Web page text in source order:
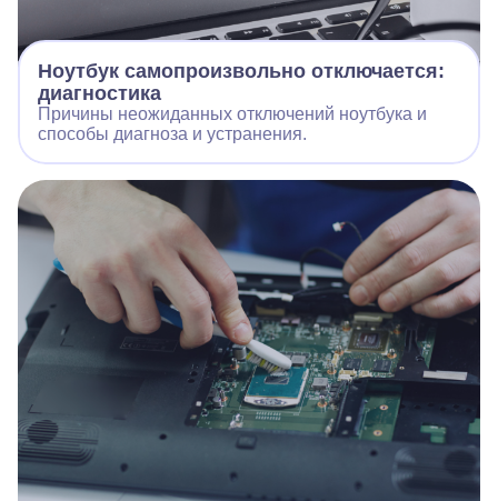
Ноутбук самопроизвольно отключается:
диагностика
Причины неожиданных отключений ноутбука и
способы диагноза и устранения.